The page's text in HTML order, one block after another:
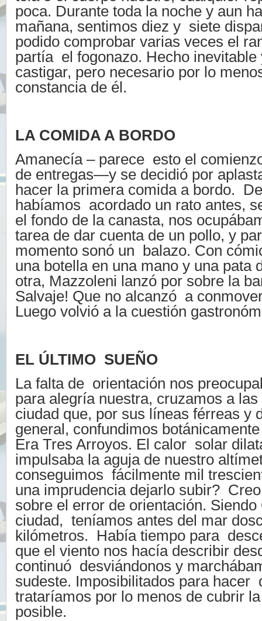
poca. Durante toda la noche y aun
mañana, sentimos diez y siete
podido comprobar varias veces el
partía el fogonazo. Hecho inevitable
castigar, pero necesario por lo
constancia de él.
LA COMIDA A BORDO
Amanecía – parece esto el
de entregas—y se decidió por
hacer la primera comida a bordo.
habíamos acordado un rato antes,
el fondo de la canasta, nos
tarea de dar cuenta de un pollo, y
momento sonó un balazo. Con
una botella en una mano y una pata
otra, Mazzoleni lanzó por sobre la
Salvaje! Que no alcanzó a
Luego volvió a la cuestión
EL ÚLTIMO SUEÑO
La falta de orientación nos
para alegría nuestra, cruzamos a
ciudad que, por sus líneas férreas y
general, confundimos
Era Tres Arroyos. El calor solar
impulsaba la aguja de nuestro
conseguimos fácilmente mil
una imprudencia dejarlo subir?
sobre el error de orientación.
ciudad, teníamos antes del mar
kilómetros. Había tiempo para
que el viento nos hacía describir
continuó desviándonos y
sudeste. Imposibilitados para hacer
trataríamos por lo menos de cubrir
posible.